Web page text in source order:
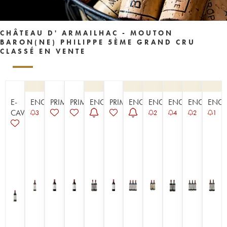
CHÂTEAU D' ARMAILHAC - MOUTON
BARON(NE) PHILIPPE 5ÈME GRAND CRU
CLASSÉ EN VENTE
E-
CAVISTE
ENCHÈRE
3
PRIMEURPRIMEURENCHÈREPRIMEURENCHÈREENCHÈRE
2
ENCHÈRE
4
ENCHÈRE
2 1